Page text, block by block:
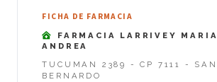
FICHA DE FARMACIA
FARMACIA LARRIVEY MARIA
ANDREA
TUCUMAN 2389 - CP 7111 - SAN
BERNARDO